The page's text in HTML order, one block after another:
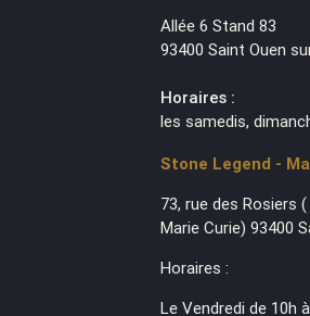
Allée 6 Stand 83
93400 Saint Ouen
Horaires :
les samedis,
Stone Legend -
73, rue des Rosiers
Marie Curie) 93400
Horaires :
Le Vendredi de 10h